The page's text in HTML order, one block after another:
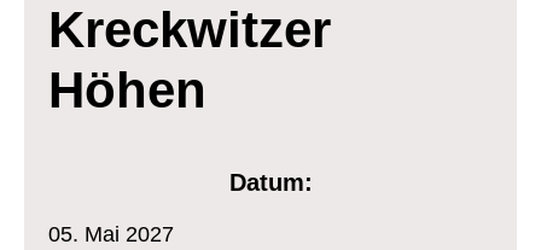
Kreckwitzer
Höhen
Datum:
05. Mai 2027